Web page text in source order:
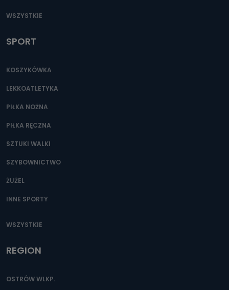
WSZYSTKIE
SPORT
KOSZYKÓWKA
LEKKOATLETYKA
PIŁKA NOŻNA
PIŁKA RĘCZNA
SZTUKI WALKI
SZYBOWNICTWO
ŻUŻEL
INNE SPORTY
WSZYSTKIE
REGION
OSTRÓW WLKP.